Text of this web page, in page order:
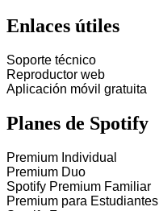
Enlaces útiles
Soporte técnico
Reproductor web
Aplicación móvil gratuita
Planes de Spotify
Premium Individual
Premium Duo
Spotify Premium Familiar
Premium para Estudiantes